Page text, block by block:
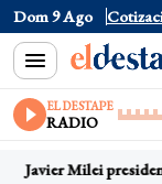
Dom 9 Ago
$1520
EL DESTAPE
RADIO
Javier Milei presidente